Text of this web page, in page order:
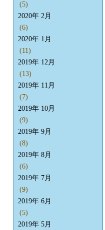
(5)
2020年 2月
(6)
2020年 1月
(11)
2019年 12月
(13)
2019年 11月
(7)
2019年 10月
(9)
2019年 9月
(8)
2019年 8月
(6)
2019年 7月
(9)
2019年 6月
(5)
2019年 5月